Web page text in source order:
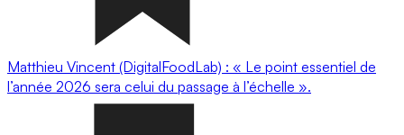
Matthieu Vincent (DigitalFoodLab) : « Le point essentiel de
l’année 2026 sera celui du passage à l’échelle ».